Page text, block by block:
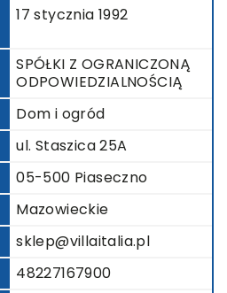
17 stycznia 1992
SPÓŁKI Z OGRANICZONĄ
ODPOWIEDZIALNOŚCIĄ
Dom i ogród
ul. Staszica 25A
05-500 Piaseczno
Mazowieckie
sklep@villaitalia.pl
48227167900